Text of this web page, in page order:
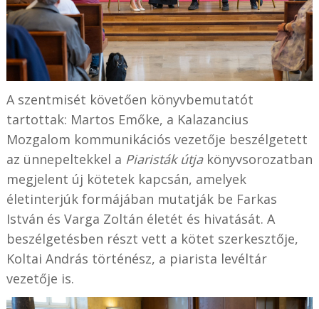
A szentmisét követően könyvbemutatót
tartottak: Martos Emőke, a Kalazancius
Mozgalom kommunikációs vezetője beszélgetett
az ünnepeltekkel a Piaristák útjakönyvsorozatban
megjelent új kötetek kapcsán, amelyek
életinterjúk formájában mutatják be Farkas
István és Varga Zoltán életét és hivatását. A
beszélgetésben részt vett a kötet szerkesztője,
Koltai András történész, a piarista levéltár
vezetője is.